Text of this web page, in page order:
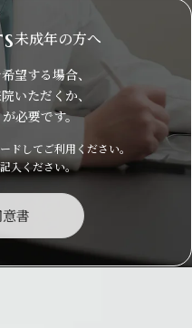
未成年の方へ
望する場合、
いただくか、
必要です。
してご利用ください。
入ください。
書